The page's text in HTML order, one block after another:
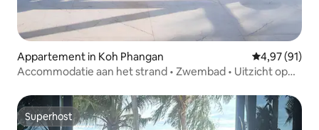
Appartement in Koh Phangan Gemiddelde
4,97 (91)
Accommodatie aan het strand • Zwembad • Uitzicht op
Superhost
Superhost